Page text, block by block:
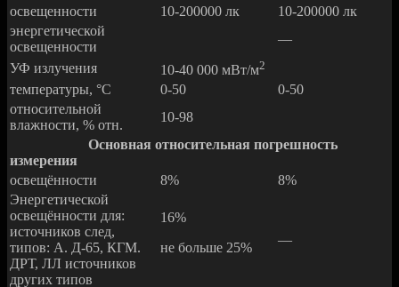
освещенности
10-200000 лк
10-200000 лк
энергетической
освещенности
—
УФ излучения
10-40 000 мВт/м2
температуры, °С 0-50
0-50
относительной
влажности, % отн.
10-98
Основная относительная погрешность
измерения
освещённости
8%
8%
Энергетической
освещённости для:
источников след,
типов: А. Д-65, КГМ.
ДРТ, ЛЛ источников
других типов
16%
не больше 25%
—